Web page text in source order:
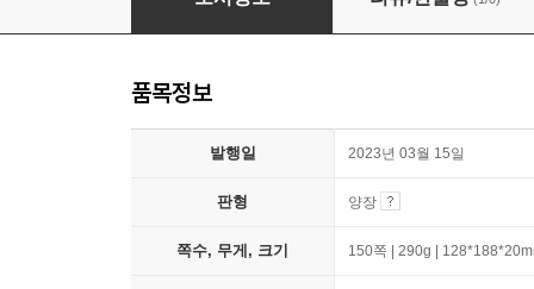
품목정보
발행일 2023년 03월 15일
판형 양장
쪽수, 무게, 크기 150쪽 | 290g |